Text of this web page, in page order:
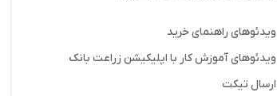
ویدئوهای راهنمای خرید
ویدئوهای آموزش کار با اپلیکیشن زراعت بانک
ارسال تیکت